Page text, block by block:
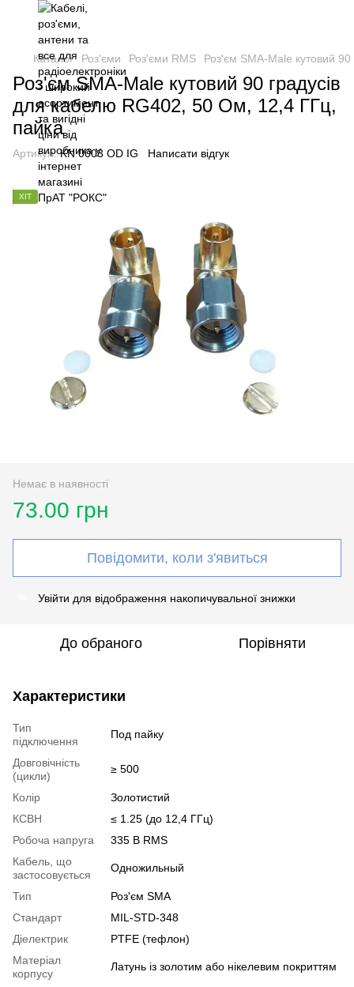
Каталог Роз'єми Роз'єми RMS Роз'єм SMA-Male кутовий
Роз'єм SMA-Male кутовий 90 градусів
для кабелю RG402, 50 Ом, 12,4 ГГц,
пайка
Артикул:KN 0003 OD IG Написати відгук
ХІТ
Немає в наявності
73.00 грн
Повідомити, коли з'явиться
Увійти для відображення накопичувальної знижки
До обраного Порівняти
Характеристики
Тип
підключення
Под пайку
Довговічність
(цикли)
≥ 500
Колір
Золотистий
КСВН
≤ 1.25 (до 12,4 ГГц)
Робоча напруга
335 В RMS
Кабель, що
застосовується
Одножильный
Тип
Роз'єм SMA
Стандарт
MIL-STD-348
Діелектрик
PTFE (тефлон)
Матеріал
корпусу
Латунь із золотим або нікелевим покриттям